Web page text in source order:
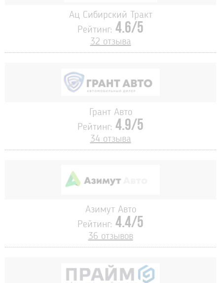
Ац Сибирский Тракт
Рейтинг: 4.6/5
32 отзыва
Грант Авто
Рейтинг: 4.9/5
34 отзыва
Азимут Авто
Рейтинг: 4.4/5
36 отзывов